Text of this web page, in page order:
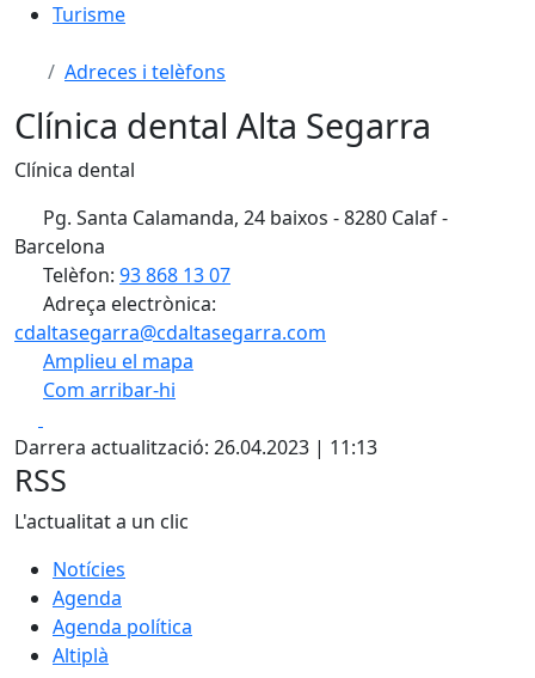
Turisme
Adreces i telèfons
Clínica dental Alta Segarra
Clínica dental
Pg. Santa Calamanda, 24 baixos - 8280 Calaf -
Barcelona
Telèfon: 93 868 13 07
Adreça electrònica:
cdaltasegarra@cdaltasegarra.com
Amplieu el mapa
Com arribar-hi
+
−
Darrera actualització: 26.04.2023 | 11:13
RSS
L'actualitat a un clic
Notícies
Agenda
Agenda política
Altiplà